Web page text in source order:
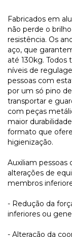
Fabricados em
não perde o
resistência. Os
aço, que
até 130kg.
níveis de
pessoas com
por um só pino
transportar e
com peças
maior
formato que
higienização.
Auxiliam
alterações de
membros
- Redução da
inferiores ou
- Alteração da